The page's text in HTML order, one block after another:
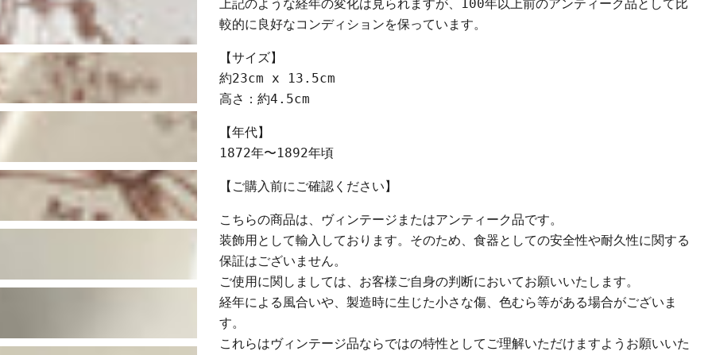
上記のような経年の変化は見られますが、100年以上前のアンティーク品として比
較的に良好なコンディションを保っています。
【サイズ】
約23cm x 13.5cm
高さ：約4.5cm
【年代】
1872年〜1892年頃
【ご購入前にご確認ください】
こちらの商品は、ヴィンテージまたはアンティーク品です。
装飾用として輸入しております。そのため、食器としての安全性や耐久性に関する
保証はございません。
ご使用に関しましては、お客様ご自身の判断においてお願いいたします。
経年による風合いや、製造時に生じた小さな傷、色むら等がある場合がございま
す。
これらはヴィンテージ品ならではの特性としてご理解いただけますようお願いいた